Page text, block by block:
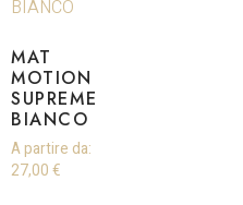
MAT
MOTION
SUPREME
BIANCO
A partire da:
27,00 €